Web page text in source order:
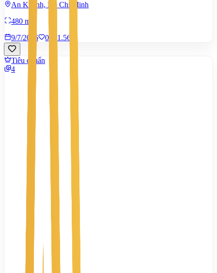
An Khánh, Hồ Chí Minh
480 m²
9/7/2026
0 1.560
Tiêu chuẩn
4